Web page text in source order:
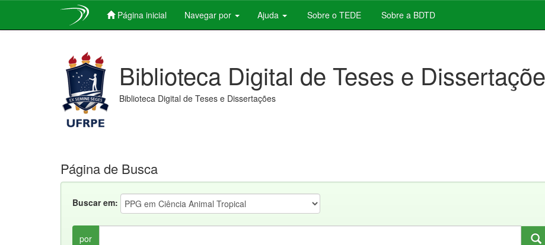
Página inicial Navegar por Ajuda Sobre o TEDE Sobre a BDTD
Biblioteca Digital de Teses e
Biblioteca Digital de Teses e Dissertações
Página de Busca
Buscar em:
por